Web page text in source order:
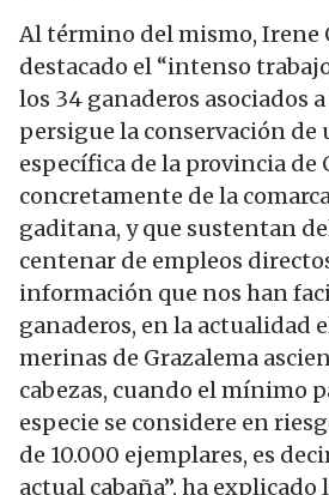
Al término del mismo, Irene
destacado el “intenso
los 34 ganaderos asociados
persigue la conservación de
específica de la provincia de
concretamente de la
gaditana, y que sustentan
centenar de empleos
información que nos han
ganaderos, en la actualidad
merinas de Grazalema
cabezas, cuando el mínimo
especie se considere en
de 10.000 ejemplares, es
actual cabaña”, ha explicado